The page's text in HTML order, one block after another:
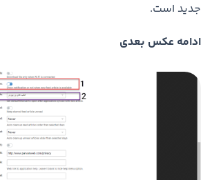
جدید است.
ادامه عکس بعدی